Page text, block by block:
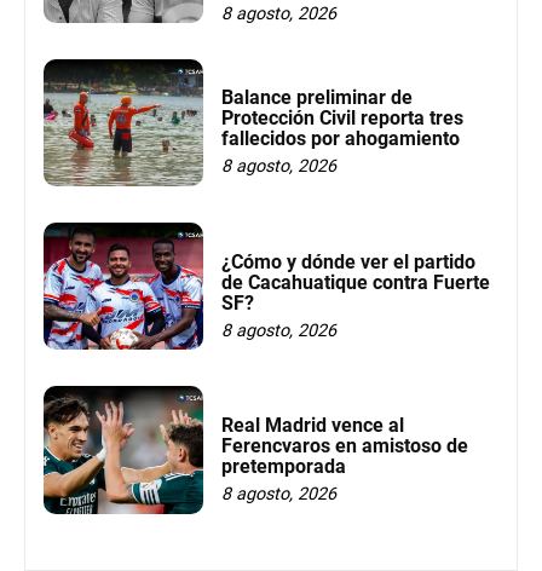
8 agosto, 2026
Balance preliminar de
Protección Civil reporta tres
fallecidos por ahogamiento
8 agosto, 2026
¿Cómo y dónde ver el partido
de Cacahuatique contra Fuerte
SF?
8 agosto, 2026
Real Madrid vence al
Ferencvaros en amistoso de
pretemporada
8 agosto, 2026